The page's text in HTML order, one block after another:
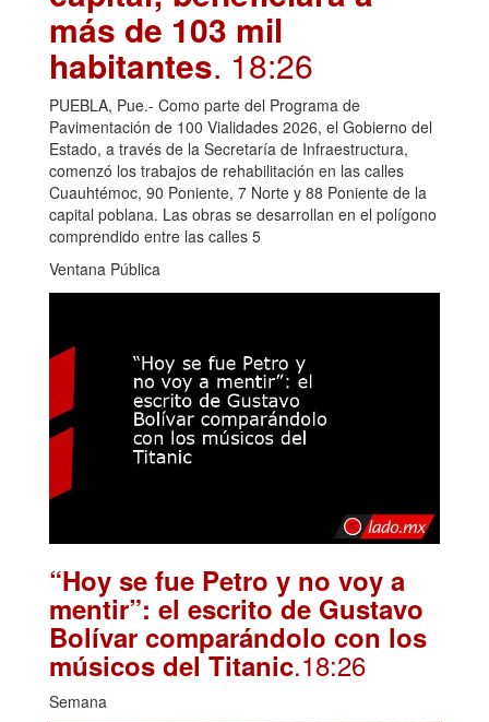
más de 103 mil
habitantes. 18:26
PUEBLA, Pue.- Como parte del Programa de
Pavimentación de 100 Vialidades 2026, el Gobierno del
Estado, a través de la Secretaría de Infraestructura,
comenzó los trabajos de rehabilitación en las calles
Cuauhtémoc, 90 Poniente, 7 Norte y 88 Poniente de la
capital poblana. Las obras se desarrollan en el polígono
comprendido entre las calles 5
Ventana Pública
“Hoy se fue Petro y no voy a
mentir”: el escrito de Gustavo
Bolívar comparándolo con los
músicos del Titanic.18:26
Semana